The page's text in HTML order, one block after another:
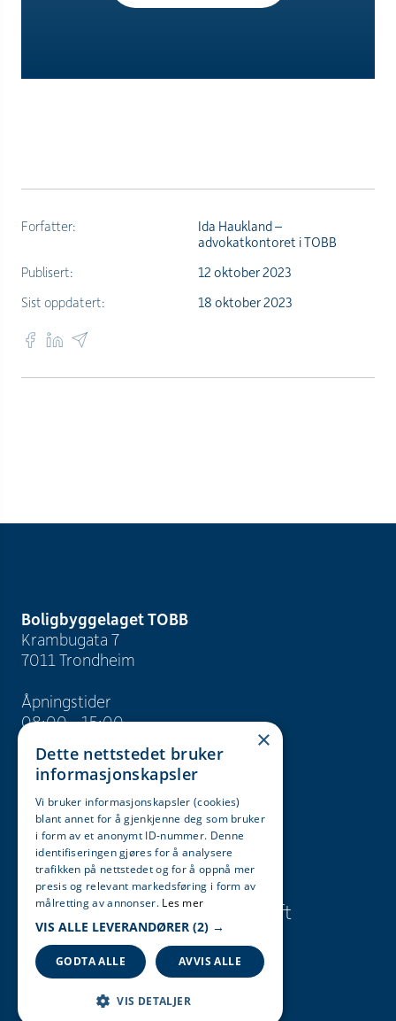
Forfatter:
Ida Haukland –
advokatkontoret i TOBB
Publisert:
12 oktober 2023
Sist oppdatert:
18 oktober 2023
Boligbyggelaget TOBB
Krambugata 7
7011 Trondheim
Åpningstider
08:00 - 15:00
info@tobb.no
+47 73 83 15 00
Org. nr. 946 629 243
Søk
Presse og
informasjon
Karriere
Bærekraft
×
Dette nettstedet bruker
informasjonskapsler
Vi bruker informasjonskapsler (cookies)
blant annet for å gjenkjenne deg som bruker
i form av et anonymt ID-nummer. Denne
identifiseringen gjøres for å analysere
trafikken på nettstedet og for å oppnå mer
presis og relevant markedsføring i form av
målretting av annonser. Les mer
VIS ALLE LEVERANDØRER (2) →
GODTA ALLE AVVIS ALLE
VIS DETALJER